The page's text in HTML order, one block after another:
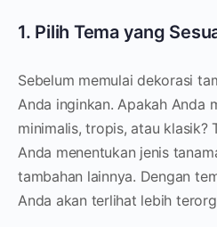
1. Pilih Tema yang
Sebelum memulai dekorasi
Anda inginkan. Apakah Anda
minimalis, tropis, atau klasik?
Anda menentukan jenis
tambahan lainnya. Dengan
Anda akan terlihat lebih